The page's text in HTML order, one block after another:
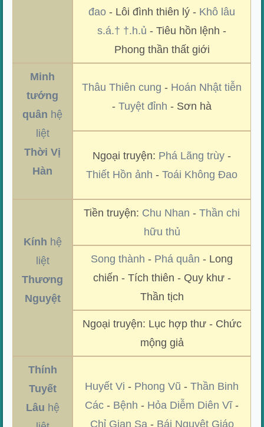
đao - Lôi đình thiên lý - Khô lâu
s.á.† †.h.ủ - Tiêu hồn lệnh -
Phong thần thất giới
Minh
tướng
quân hệ
liệt
Thời Vị
Hàn
Thâu Thiên cung - Hoán Nhật tiễn
-Tuyệt đỉnh - Sơn hà
Ngoại truyện: Phá Lãng trùy -
Thiết Hồn ảnh -Toái Không Đao
Kính hệ
liệt
Thương
Nguyệt
Tiền truyện: Chu Nhan -Thần chi
hữu thủ
Song thành - Phá quân - Long
chiến - Tích thiên - Quy khư -
Thần tịch
Ngoại truyện: Lục hợp thư - Chức
mộng giả
Thính
Tuyết
Lâu hệ
Huyết Vi - Phong Vũ -Thần Binh
Các - Bệnh - Hỏa Diễm Diên Vĩ-
Chỉ Gian Sa- Bái Nguyệt Giáo